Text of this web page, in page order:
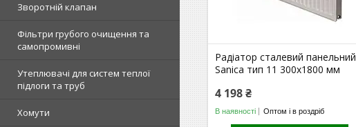
Зворотній клапан
Фільтри грубого очищення та
самопромивні
Утеплювачі для систем теплої
підлоги та труб
Хомути
Радіатор сталевий панельний
Sanica тип 11 300х1800 мм
4 198 ₴
В наявності Оптом і в роздріб